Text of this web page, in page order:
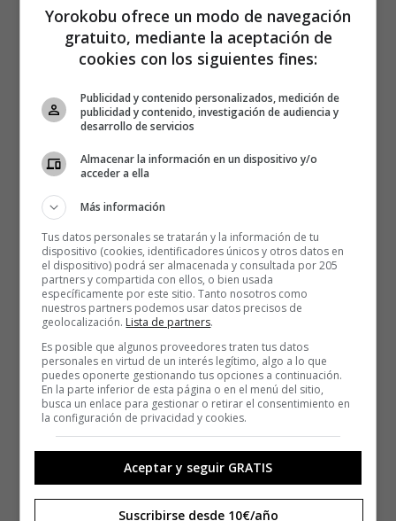
Yorokobu ofrece un modo de navegación
gratuito, mediante la aceptación de
cookies con los siguientes fines:
Publicidad y contenido personalizados, medición de
publicidad y contenido, investigación de audiencia y
desarrollo de servicios
Almacenar la información en un dispositivo y/o
acceder a ella
Más información
Tus datos personales se tratarán y la información de tu
dispositivo (cookies, identificadores únicos y otros datos en
el dispositivo) podrá ser almacenada y consultada por 205
partners y compartida con ellos, o bien usada
específicamente por este sitio. Tanto nosotros como
nuestros partners podemos usar datos precisos de
geolocalización. Lista de partners.
Es posible que algunos proveedores traten tus datos
personales en virtud de un interés legítimo, algo a lo que
puedes oponerte gestionando tus opciones a continuación.
En la parte inferior de esta página o en el menú del sitio,
busca un enlace para gestionar o retirar el consentimiento en
la configuración de privacidad y cookies.
Aceptar y seguir GRATIS
Suscribirse desde 10€/año